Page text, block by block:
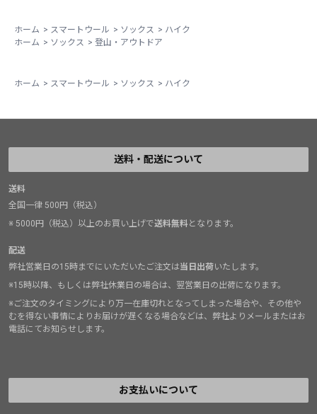
ホーム > スマートウール > ソックス > ハイク
ホーム > ソックス > 登山・アウトドア
ホーム > スマートウール > ソックス > ハイク
送料・配送について
送料
全国一律 500円（税込）
※ 5000円（税込）以上のお買い上げで送料無料となります。
配送
弊社営業日の15時までにいただいたご注文は当日出荷いたします。
※15時以降、もしくは弊社休業日の場合は、翌営業日の出荷になります。
※ご注文のタイミングにより万一在庫切れとなってしまった場合や、その他や
むを得ない事情によりお届けが遅くなる場合などは、弊社よりメールまたはお
電話にてお知らせします。
お支払いについて